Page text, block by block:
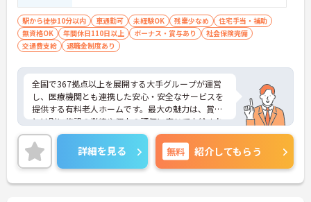
駅から徒歩10分以内 車通勤可 未経験OK 残業少なめ
住宅手当・補助
無資格OK
年間休日110日以上 ボーナス・賞与あり
社会保険完備
交通費支給
退職金制度あり
全国で367拠点以上を展開する大手グループが運営
し、医療機関とも連携した安心・安全なサービスを
提供する有料老人ホームです。最大の魅力は、賞与
とは別に施設の業績や個人の評価に応じて支給され
る独自の特別報酬制度です。日々の頑張りやチーム
への貢献が直接収入に反映される非常にやりがいの
ある環境が整っています。また、毎朝の情報共有ミ
ーティングを通じてスタッフ同士の連携が強化され
ており、平均勤続年数7.2年という高い定着率を実現
詳細を見る 無料 紹介してもらう